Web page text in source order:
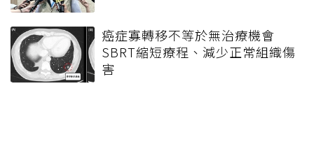
癌症寡轉移不等於無治療機會
SBRT縮短療程、減少正常組織傷
害